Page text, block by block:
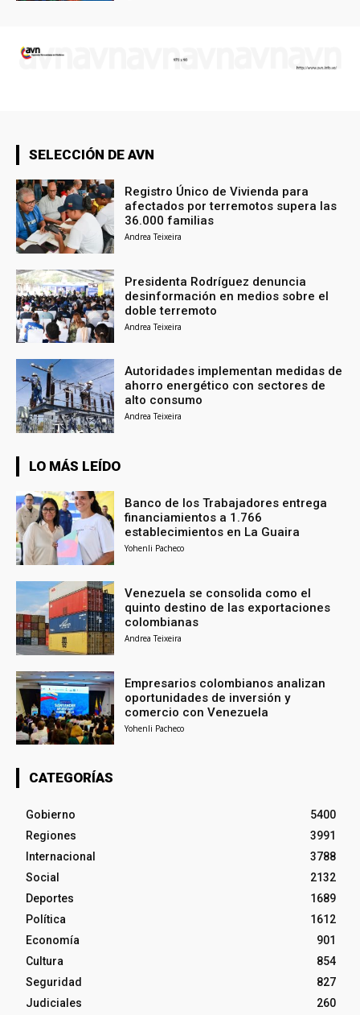
SELECCIÓN DE AVN
Registro Único de Vivienda para
afectados por terremotos supera las
36.000 familias
Andrea Teixeira
Presidenta Rodríguez denuncia
desinformación en medios sobre el
doble terremoto
Andrea Teixeira
Autoridades implementan medidas de
ahorro energético con sectores de
alto consumo
Andrea Teixeira
LO MÁS LEÍDO
Banco de los Trabajadores entrega
financiamientos a 1.766
establecimientos en La Guaira
Yohenli Pacheco
Venezuela se consolida como el
quinto destino de las exportaciones
colombianas
Andrea Teixeira
Empresarios colombianos analizan
oportunidades de inversión y
comercio con Venezuela
Yohenli Pacheco
CATEGORÍAS
Gobierno
5400
Regiones
3991
Internacional
3788
Social
2132
Deportes
1689
Política
1612
Economía
901
Cultura
854
Seguridad
827
Judiciales
260